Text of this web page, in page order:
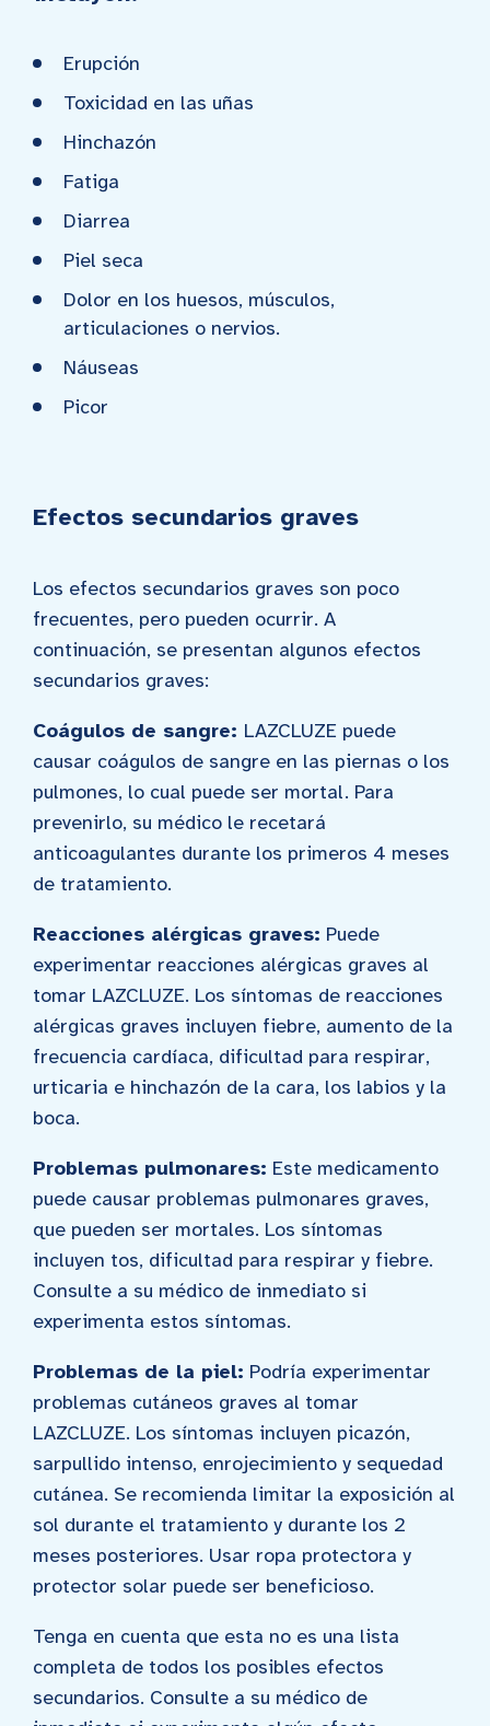
Erupción
Toxicidad en las uñas
Hinchazón
Fatiga
Diarrea
Piel seca
Dolor en los huesos, músculos,
articulaciones o nervios.
Náuseas
Picor
Efectos secundarios graves
Los efectos secundarios graves son poco
frecuentes, pero pueden ocurrir. A
continuación, se presentan algunos efectos
secundarios graves:
Coágulos de sangre: LAZCLUZE puede
causar coágulos de sangre en las piernas o los
pulmones, lo cual puede ser mortal. Para
prevenirlo, su médico le recetará
anticoagulantes durante los primeros 4 meses
de tratamiento.
Reacciones alérgicas graves: Puede
experimentar reacciones alérgicas graves al
tomar LAZCLUZE. Los síntomas de reacciones
alérgicas graves incluyen fiebre, aumento de la
frecuencia cardíaca, dificultad para respirar,
urticaria e hinchazón de la cara, los labios y la
boca.
Problemas pulmonares: Este medicamento
puede causar problemas pulmonares graves,
que pueden ser mortales. Los síntomas
incluyen tos, dificultad para respirar y fiebre.
Consulte a su médico de inmediato si
experimenta estos síntomas.
Problemas de la piel: Podría experimentar
problemas cutáneos graves al tomar
LAZCLUZE. Los síntomas incluyen picazón,
sarpullido intenso, enrojecimiento y sequedad
cutánea. Se recomienda limitar la exposición al
sol durante el tratamiento y durante los 2
meses posteriores. Usar ropa protectora y
protector solar puede ser beneficioso.
Tenga en cuenta que esta no es una lista
completa de todos los posibles efectos
secundarios. Consulte a su médico de